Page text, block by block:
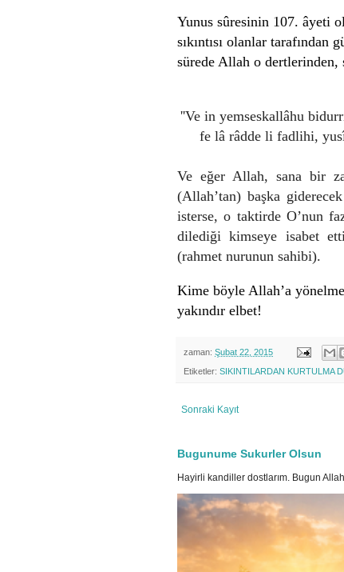
Yunus sûresinin 107. âyeti
sıkıntısı olanlar
sürede Allah o dertlerinden,
''Ve in yemseskallâhu
fe lâ râdde li fadlihi,
Ve eğer Allah, sana bir
(Allah’tan) başka
isterse, o taktirde O’nun
dilediği kimseye isabet
(rahmet nurunun sahibi).
Kime böyle Allah’a
yakındır elbet!
zaman: Şubat 22, 2015
Etiketler: SIKINTILARDAN KURTULMA
Sonraki Kayıt
Bugunume Sukurler Olsun
Hayirli kandiller dostlarım. Bugun